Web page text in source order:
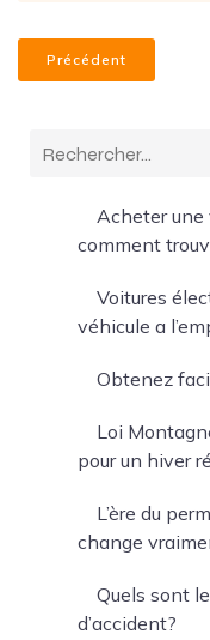
Précédent
Acheter une
comment
Voitures
véhicule a
Obtenez
Loi
pour un hiver
L’ère du
change
Quels sont
d’accident?